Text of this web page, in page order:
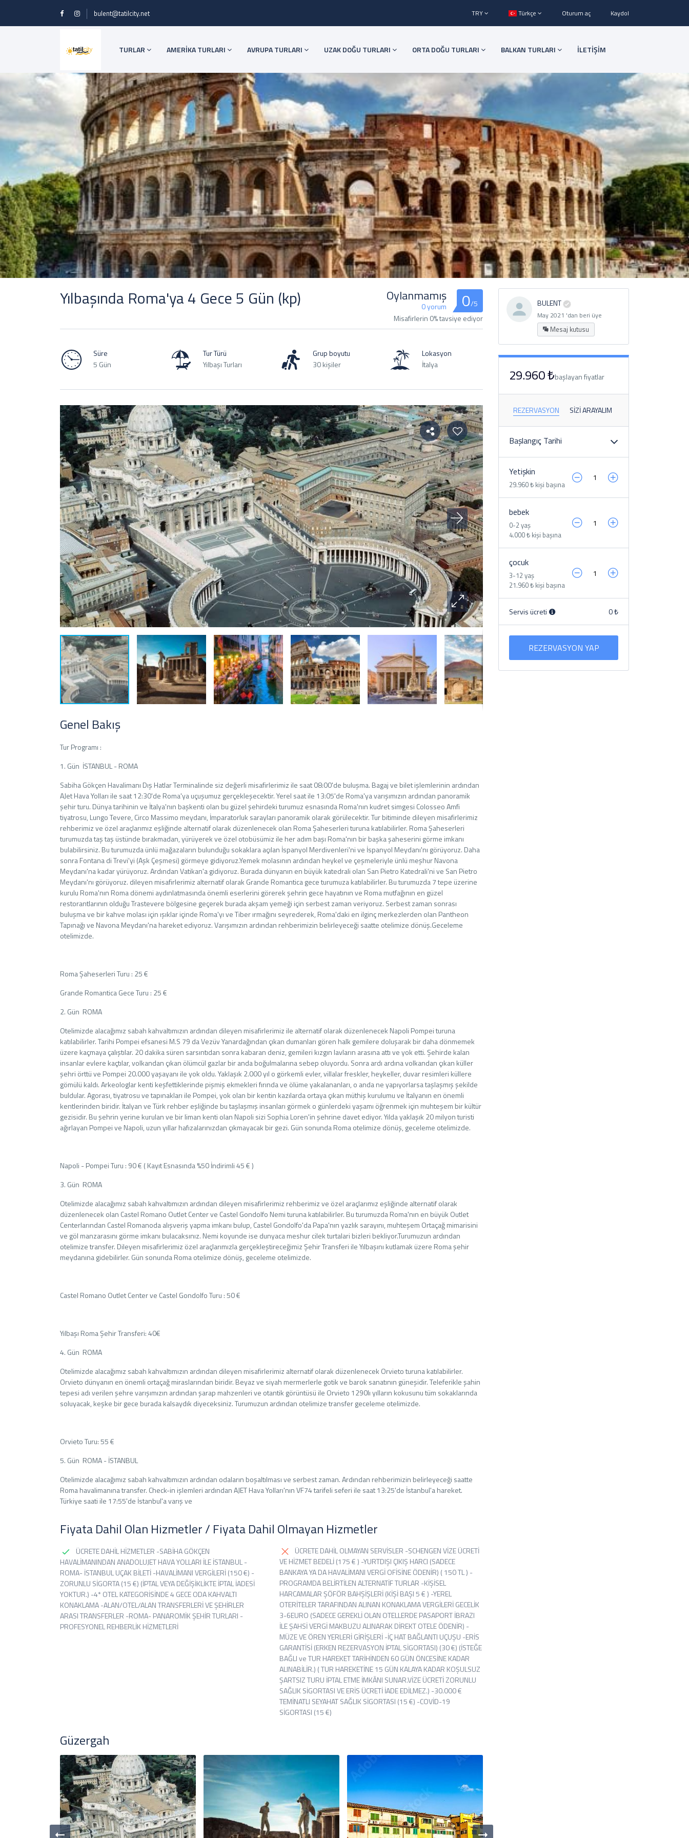
bulent@tatilcity.net TRY Türkçe Oturum aç Kaydol
TURLAR AMERİKA TURLARI AVRUPA TURLARI UZAK DOĞU TURLARI ORTA DOĞU TURLARI BALKAN TURLARI İLETİŞİM
Yılbaşında Roma'ya 4 Gece 5 Gün (kp) Oylanmamış
0 yorum 0/5
Misafirlerin 0% tavsiye ediyor
Süre
5 Gün
Tur Türü
Yılbaşı Turları
Grup boyutu
30 kişiler
Lokasyon
İtalya
Genel Bakış
Tur Programı :
1. Gün İSTANBUL - ROMA
Sabiha Gökçen Havalimanı Dış Hatlar Terminalinde siz değerli misafirlerimiz ile saat 08:00'de buluşma. Bagaj ve bilet işlemlerinin ardından
AJet Hava Yolları ile saat 12:30'de Roma'ya uçuşumuz gerçekleşecektir. Yerel saat ile 13:05'de Roma'ya varışımızın ardından panoramik
şehir turu. Dünya tarihinin ve İtalya'nın başkenti olan bu güzel şehirdeki turumuz esnasında Roma'nın kudret simgesi Colosseo Amfi
tiyatrosu, Lungo Tevere, Circo Massimo meydanı, İmparatorluk sarayları panoramik olarak görülecektir. Tur bitiminde dileyen misafirlerimiz
rehberimiz ve özel araçlarımız eşliğinde alternatif olarak düzenlenecek olan Roma Şaheserleri turuna katılabilirler. Roma Şaheserleri
turumuzda taş taş üstünde bırakmadan, yürüyerek ve özel otobüsümiz ile her adım başı Roma'nın bir başka şaheserini görme imkanı
bulabilirsiniz. Bu turumuzda ünlü mağazaların bulunduğu sokaklara açılan İspanyol Merdivenleri'ni ve İspanyol Meydanı'nı görüyoruz. Daha
sonra Fontana di Trevi'yi (Aşk Çeşmesi) görmeye gidiyoruz.Yemek molasının ardından heykel ve çeşmeleriyle ünlü meşhur Navona
Meydanı'na kadar yürüyoruz. Ardından Vatikan'a gidiyoruz. Burada dünyanın en büyük katedrali olan San Pietro Katedrali'ni ve San Pietro
Meydanı'nı görüyoruz. dileyen misafirlerimiz alternatif olarak Grande Romantica gece turumuza katılabilirler. Bu turumuzda 7 tepe üzerine
kurulu Roma'nın Roma dönemi aydınlatmasında önemli eserlerini görerek şehrin gece hayatının ve Roma mutfağının en güzel
restorantlarının olduğu Trastevere bölgesine geçerek burada akşam yemeği için serbest zaman veriyoruz. Serbest zaman sonrası
buluşma ve bir kahve molası için ışıklar içinde Roma'yı ve Tiber ırmağını seyrederek, Roma'daki en ilginç merkezlerden olan Pantheon
Tapınağı ve Navona Meydanı'na hareket ediyoruz. Varışımızın ardından rehberimizin belirleyeceği saatte otelimize dönüş.Geceleme
otelimizde.
Roma Şaheserleri Turu : 25 €
Grande Romantica Gece Turu : 25 €
2. Gün ROMA
Otelimizde alacağımız sabah kahvaltımızın ardından dileyen misafirlerimiz ile alternatif olarak düzenlenecek Napoli Pompei turuna
katılabilirler. Tarihi Pompei efsanesi M.S 79 da Vezüv Yanardağından çıkan dumanları gören halk gemilere doluşarak bir daha dönmemek
üzere kaçmaya çalıştılar. 20 dakika süren sarsıntıdan sonra kabaran deniz, gemileri kızgın lavların arasına attı ve yok etti. Şehirde kalan
insanlar evlere kaçtılar, volkandan çıkan ölümcül gazlar bir anda boğulmalarına sebep oluyordu. Sonra ardı ardına volkandan çıkan küller
şehri örttü ve Pompei 20.000 yaşayanı ile yok oldu. Yaklaşık 2.000 yıl o görkemli evler, villalar freskler, heykeller, duvar resimleri küllere
gömülü kaldı. Arkeologlar kenti keşfettiklerinde pişmiş ekmekleri fırında ve ölüme yakalananları, o anda ne yapıyorlarsa taşlaşmış şekilde
buldular. Agorası, tiyatrosu ve tapınakları ile Pompei, yok olan bir kentin kazılarda ortaya çıkan müthiş kurulumu ve İtalyanın en önemli
kentlerinden biridir. İtalyan ve Türk rehber eşliğinde bu taşlaşmış insanları görmek o günlerdeki yaşamı öğrenmek için muhteşem bir kültür
gezisidir. Bu şehrin yerine kurulan ve bir liman kenti olan Napoli sizi Sophia Loren'in şehrine davet ediyor. Yılda yaklaşık 20 milyon turisti
ağırlayan Pompei ve Napoli, uzun yıllar hafızalarınızdan çıkmayacak bir gezi. Gün sonunda Roma otelimize dönüş, geceleme otelimizde.
Napoli - Pompei Turu : 90 € ( Kayıt Esnasında %50 İndirimli 45 € )
3. Gün ROMA
Otelimizde alacağımız sabah kahvaltımızın ardından dileyen misafirlerimiz rehberimiz ve özel araçlarımız eşliğinde alternatif olarak
düzenlenecek olan Castel Romano Outlet Center ve Castel Gondolfo Nemi turuna katılabilirler. Bu turumuzda Roma'nın en büyük Outlet
Centerlarından Castel Romanoda alışveriş yapma imkanı bulup, Castel Gondolfo'da Papa'nın yazlık sarayını, muhteşem Ortaçağ mimarisini
ve göl manzarasını görme imkanı bulacaksınız. Nemi koyunde ise dunyaca meshur cilek turtalari bizleri bekliyor.Turumuzun ardından
otelimize transfer. Dileyen misafirlerimiz özel araçlarımızla gerçekleştireceğimiz Şehir Transferi ile Yılbaşını kutlamak üzere Roma şehir
meydanına gidebilirler. Gün sonunda Roma otelimize dönüş, geceleme otelimizde.
Castel Romano Outlet Center ve Castel Gondolfo Turu : 50 €
Yılbaşı Roma Şehir Transferi: 40€
4. Gün ROMA
Otelimizde alacağımız sabah kahvaltımızın ardından dileyen misafirlerimiz alternatif olarak düzenlenecek Orvieto turuna katılabilirler.
Orvieto dünyanın en önemli ortaçağ miraslarından biridir. Beyaz ve siyah mermerlerle gotik ve barok sanatının güneşidir. Teleferikle şahin
tepesi adı verilen şehre varışımızın ardından şarap mahzenleri ve otantik görüntüsü ile Orvieto 1290lı yılların kokusunu tüm sokaklarında
soluyacak, keşke bir gece burada kalsaydık diyeceksiniz. Turumuzun ardından otelimize transfer geceleme otelimizde.
Orvieto Turu: 55 €
5. Gün ROMA - İSTANBUL
Otelimizde alacağımız sabah kahvaltımızın ardından odaların boşaltılması ve serbest zaman. Ardından rehberimizin belirleyeceği saatte
Roma havalimanına transfer. Check-in işlemleri ardından AJET Hava Yolları'nın VF74 tarifeli seferi ile saat 13:25'de İstanbul'a hareket.
Türkiye saati ile 17:55'de İstanbul'a varış ve
Fiyata Dahil Olan Hizmetler / Fiyata Dahil Olmayan Hizmetler
ÜCRETE DAHİL HİZMETLER -SABİHA GÖKÇEN
HAVALİMANINDAN ANADOLUJET HAVA YOLLARI İLE İSTANBUL -
ROMA- İSTANBUL UÇAK BİLETİ -HAVALİMANI VERGİLERİ (150 €) -
ZORUNLU SİGORTA (15 €) (İPTAL VEYA DEĞİŞİKLİKTE İPTAL İADESİ
YOKTUR.) -4* OTEL KATEGORİSİNDE 4 GECE ODA KAHVALTI
KONAKLAMA -ALAN/OTEL/ALAN TRANSFERLERİ VE ŞEHİRLER
ARASI TRANSFERLER -ROMA- PANAROMİK ŞEHİR TURLARI -
PROFESYONEL REHBERLİK HİZMETLERİ
ÜCRETE DAHİL OLMAYAN SERVİSLER -SCHENGEN VİZE ÜCRETİ
VE HİZMET BEDELİ (175 € ) -YURTDIŞI ÇIKIŞ HARCI (SADECE
BANKAYA YA DA HAVALİMANI VERGİ OFİSİNE ÖDENİR) ( 150 TL ) -
PROGRAMDA BELİRTİLEN ALTERNATİF TURLAR -KİŞİSEL
HARCAMALAR ŞÖFÖR BAHŞİŞLERİ (KİŞİ BAŞI 5 € ) -YEREL
OTERİTELER TARAFINDAN ALINAN KONAKLAMA VERGİLERİ GECELİK
3-6EURO (SADECE GEREKLİ OLAN OTELLERDE PASAPORT İBRAZI
İLE ŞAHSİ VERGİ MAKBUZU ALINARAK DİREKT OTELE ÖDENİR) -
MÜZE VE ÖREN YERLERİ GİRİŞLERİ -İÇ HAT BAĞLANTI UÇUŞU -ERİS
GARANTİSİ (ERKEN REZERVASYON İPTAL SİGORTASI) (30 €) (İSTEĞE
BAĞLI ve TUR HAREKET TARİHİNDEN 60 GÜN ÖNCESİNE KADAR
ALINABİLİR.) ( TUR HAREKETİNE 15 GÜN KALAYA KADAR KOŞULSUZ
ŞARTSIZ TURU İPTAL ETME İMKÂNI SUNAR.VİZE ÜCRETİ ZORUNLU
SAĞLIK SİGORTASI VE ERİS ÜCRETİ İADE EDİLMEZ.) -30.000 €
TEMİNATLI SEYAHAT SAĞLIK SİGORTASI (15 €) -COVİD-19
SİGORTASI (15 €)
Güzergah
BULENT
May 2021 'dan beri üye
Mesaj kutusu
29.960 ₺başlayan fiyatlar
REZERVASYON SIZI ARAYALIM
Başlangıç ​​Tarihi
Yetişkin
29.960 ₺ kişi başına
bebek
0-2 yaş
4.000 ₺ kişi başına
çocuk
3-12 yaş
21.960 ₺ kişi başına
Servis ücreti 0 ₺
REZERVASYON YAP